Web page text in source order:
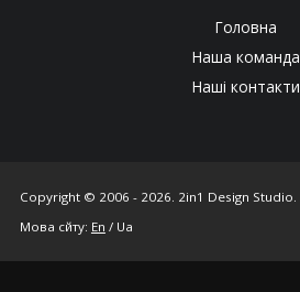
Головна
Наша команда
Наші контакти
Copyright © 2006 - 2026. 2in1 Design Studio.
Мова сйту: En / Ua